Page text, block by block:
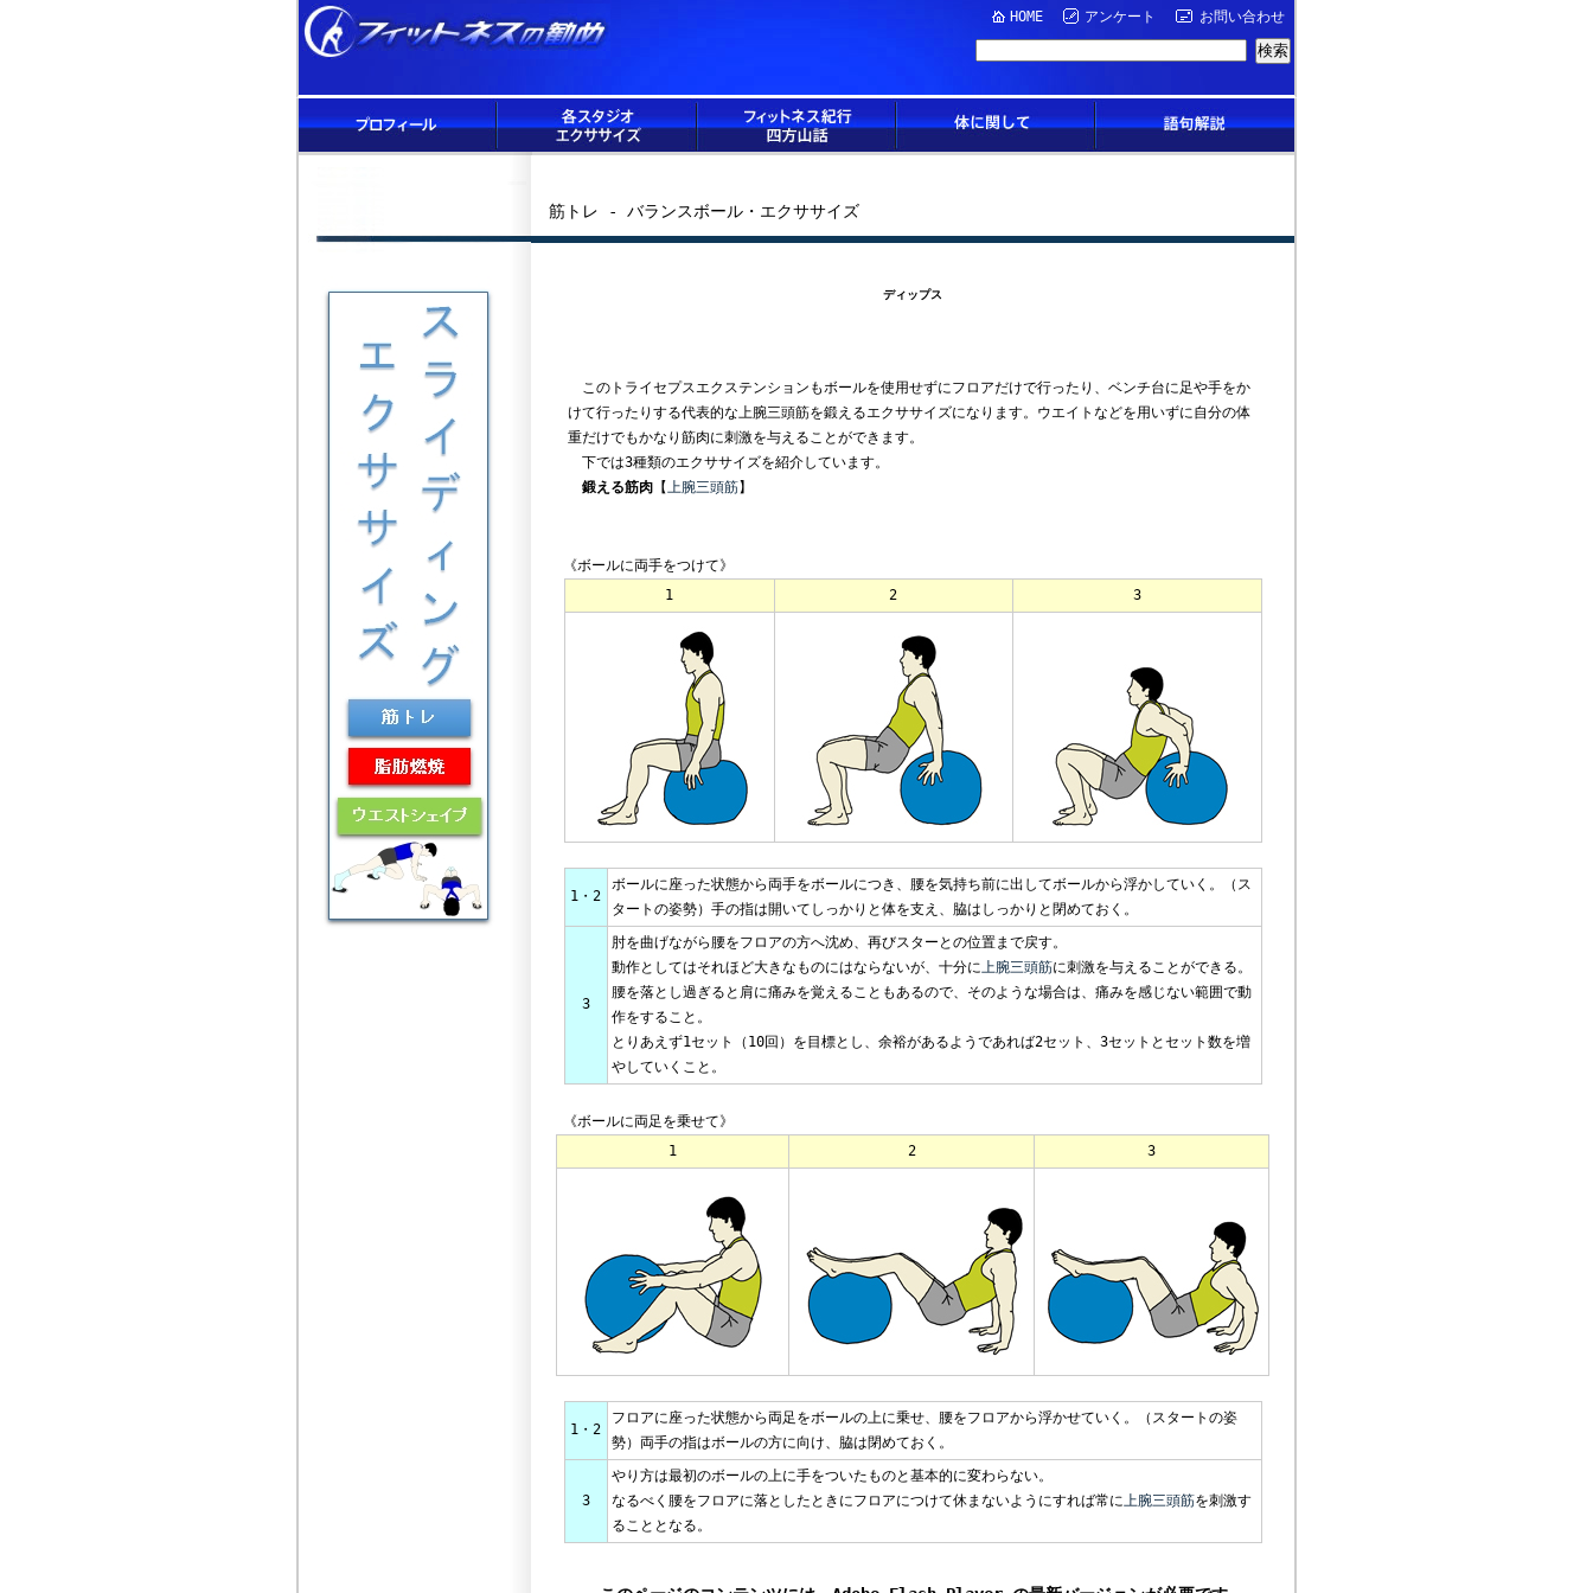
HOME アンケート お問い合わせ
筋トレ - バランスボール・エクササイズ
ディップス
このトライセプスエクステンションもボールを使用せずにフロアだけで行ったり、ベンチ台に足や手をか
けて行ったりする代表的な上腕三頭筋を鍛えるエクササイズになります。ウエイトなどを用いずに自分の体
重だけでもかなり筋肉に刺激を与えることができます。
下では3種類のエクササイズを紹介しています。
鍛える筋肉【上腕三頭筋】
《ボールに両手をつけて》
1
2 3
1・2
ボールに座った状態から両手をボールにつき、腰を気持ち前に出してボールから浮かしていく。（ス
タートの姿勢）手の指は開いてしっかりと体を支え、脇はしっかりと閉めておく。
3
肘を曲げながら腰をフロアの方へ沈め、再びスターとの位置まで戻す。
動作としてはそれほど大きなものにはならないが、十分に上腕三頭筋に刺激を与えることができる。
腰を落とし過ぎると肩に痛みを覚えることもあるので、そのような場合は、痛みを感じない範囲で動
作をすること。
とりあえず1セット（10回）を目標とし、余裕があるようであれば2セット、3セットとセット数を増
やしていくこと。
《ボールに両足を乗せて》
1
2 3
1・2
フロアに座った状態から両足をボールの上に乗せ、腰をフロアから浮かせていく。（スタートの姿
勢）両手の指はボールの方に向け、脇は閉めておく。
3
やり方は最初のボールの上に手をついたものと基本的に変わらない。
なるべく腰をフロアに落としたときにフロアにつけて休まないようにすれば常に上腕三頭筋を刺激す
ることとなる。